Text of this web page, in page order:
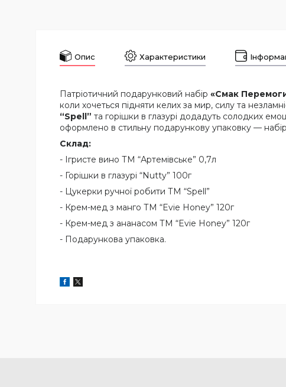
Опис Характеристики
Патріотичний подарунковий набір «Смак
коли хочеться підняти келих за мир, силу та
“Spell” та горішки в глазурі додадуть солодких
оформлено в стильну подарункову упаковку —
Склад:
- Ігристе вино ТМ “Артемівське” 0,7л
- Горішки в глазурі “Nutty” 100г
- Цукерки ручної робити ТМ “Spell”
- Крем-мед з манго ТМ “Evie Honey” 120г
- Крем-мед з ананасом ТМ “Evie Honey” 120г
- Подарункова упаковка.